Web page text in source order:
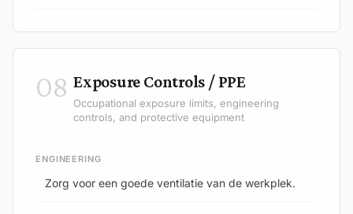
08 Exposure Controls / PPE
Occupational exposure limits, engineering
controls, and protective equipment
ENGINEERING
Zorg voor een goede ventilatie van de werkplek.